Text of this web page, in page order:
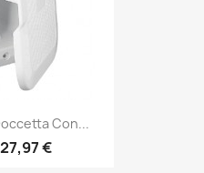
Con...
27,97 €